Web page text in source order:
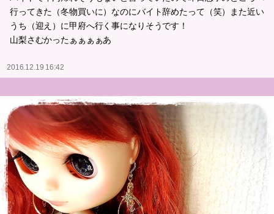
行ってきた（冬物買いに）なのにバイト辞めたって（笑）また近い
うち（迎え）に甲府へ行く事になりそうです！
山梨さむかったぁぁぁぁあ
2016.12.19 16:42